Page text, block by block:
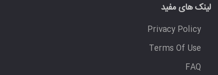
لینک های مفید
Privacy Policy
Terms Of Use
FAQ